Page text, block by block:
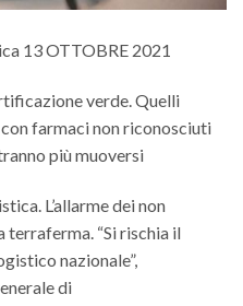
13 OTTOBRE 2021
verde. Quelli
farmaci non riconosciuti
più muoversi
L’allarme dei non
terraferma. “Si rischia il
nazionale”,
di